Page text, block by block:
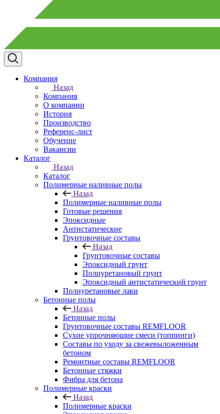
Компания
Назад
Компания
О компании
История
Производство
Референс-лист
Обучение
Вакансии
Каталог
Назад
Каталог
Полимерные наливные полы
Назад
Полимерные наливные полы
Готовые решения
Эпоксидные
Антистатические
Грунтовочные составы
Назад
Грунтовочные составы
Эпоксидный грунт
Полиуретановый грунт
Эпоксидный антистатический грунт
Полиуретановые лаки
Бетонные полы
Назад
Бетонные полы
Грунтовочные составы REMFLOOR
Сухие упрочняющие смеси (топпинги)
Составы по уходу за свежевыложенным
бетоном
Ремонтные составы REMFLOOR
Бетонные стяжки
Фибра для бетона
Полимерные краски
Назад
Полимерные краски